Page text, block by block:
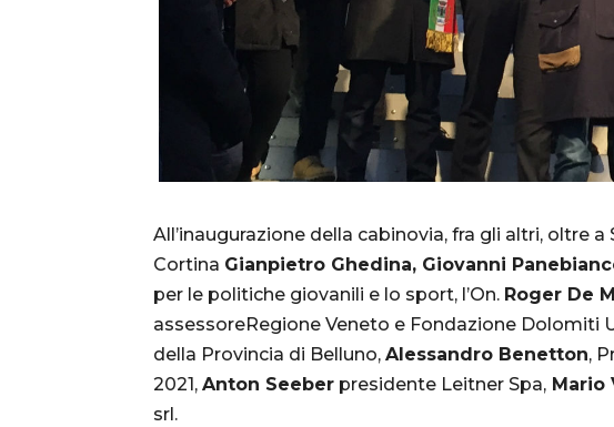
All’inaugurazione della cabinovia, fra gli altri, oltre a
Cortina Gianpietro Ghedina, Giovanni
per le politiche giovanili e lo sport, l’On. Roger De
assessoreRegione Veneto e Fondazione Dolomiti
della Provincia di Belluno, Alessandro Benetton,
2021, Anton Seeber presidente Leitner Spa, Mario
srl.